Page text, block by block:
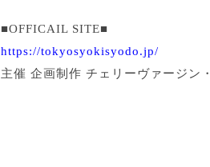
■OFFICAIL SITE■
https://tokyosyokisyodo.jp/
主催 企画制作 チェリーヴァージン